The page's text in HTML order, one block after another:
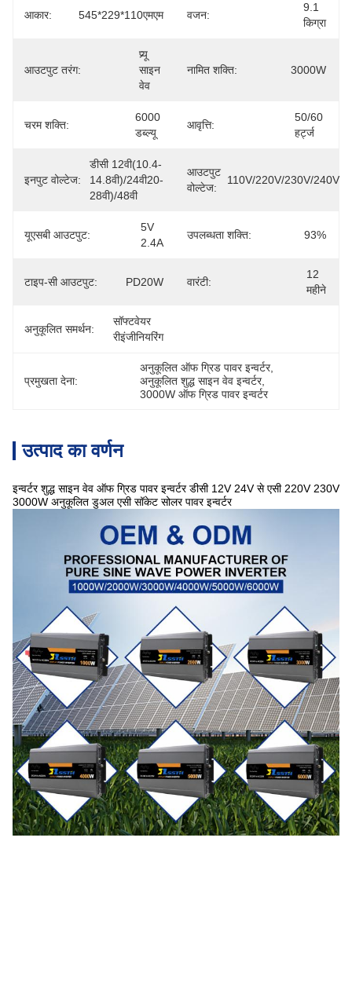
आकार: 545*229*110एमएम वजन:
9.1
किग्रा
आउटपुट तरंग:
प्र्यू
साइन
वेव
नामित शक्ति: 3000W
चरम शक्ति:
6000
डब्ल्यू
आवृत्ति:
50/60
हर्ट्ज
इनपुट वोल्टेज:
डीसी 12वी(10.4-
14.8वी)/24वी20-
28वी)/48वी
आउटपुट
वोल्टेज:
110V/220V/230V/240V
यूएसबी आउटपुट:
5V
2.4A
उपलब्धता शक्ति: 93%
टाइप-सी आउटपुट: PD20W वारंटी:
12
महीने
अनुकूलित समर्थन:
सॉफ्टवेयर
रीइंजीनियरिंग
प्रमुखता देना:
अनुकूलित ऑफ ग्रिड पावर इन्वर्टर,
अनुकूलित शुद्ध साइन वेव इन्वर्टर,
3000W ऑफ ग्रिड पावर इन्वर्टर
उत्पाद का वर्णन
इन्वर्टर शुद्ध साइन वेव ऑफ ग्रिड पावर इन्वर्टर डीसी 12V 24V से एसी 220V 230V
3000W अनुकूलित डुअल एसी सॉकेट सोलर पावर इन्वर्टर